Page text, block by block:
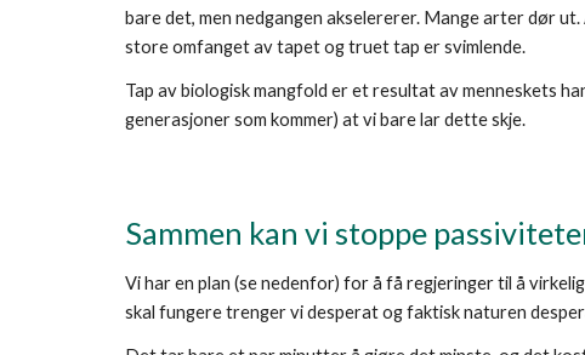
bare det, men nedgangen akselererer. Mange arter dør
store omfanget av tapet og truet tap er svimlende.
Tap av biologisk mangfold er et resultat av menneskets
generasjoner som kommer) at vi bare lar dette skje.
Sammen kan vi stoppe
Vi har en plan (se nedenfor) for å få regjeringer til å
skal fungere trenger vi desperat og faktisk naturen